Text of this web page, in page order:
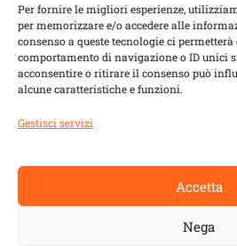
Per fornire le migliori esperienze,
per memorizzare e/o accedere alle
consenso a queste tecnologie ci
comportamento di navigazione o ID unici
acconsentire o ritirare il consenso può
alcune caratteristiche e funzioni.
Gestisci servizi
Accetta
Nega
sostenitori
il blog è un progetto sostenuto da
Regione Toscana